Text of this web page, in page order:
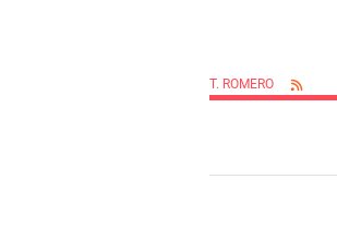
T. ROMERO